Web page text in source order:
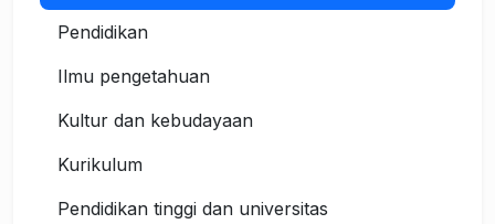
Pendidikan
Ilmu pengetahuan
Kultur dan kebudayaan
Kurikulum
Pendidikan tinggi dan universitas